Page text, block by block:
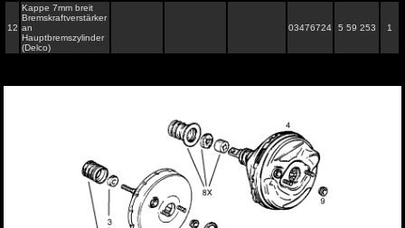
12
Kappe 7mm breit
Bremskraftverstärker
an
Hauptbremszylinder
(Delco)
03476724 5 59 253 1